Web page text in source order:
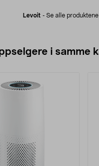
Levoit - Se alle produktene
i samme